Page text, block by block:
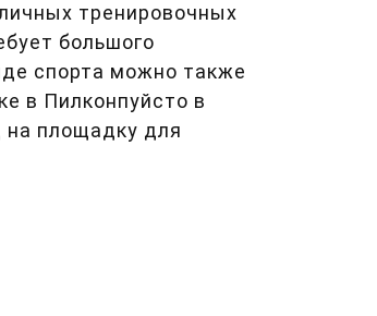
тренировочных
большого
спорта можно также
в Пилконпуйсто в
на площадку для